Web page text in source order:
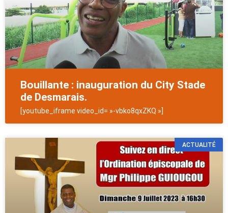
Bouillante : inauguration du City Stade
de Desmarais.
[youtube_iframe video_id= »-vbko8qxZKQ »]
ACTUALITÉ